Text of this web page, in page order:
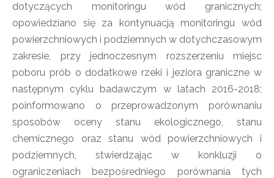
dotyczących monitoringu wód granicznych;
opowiedziano się za kontynuacją monitoringu wód
powierzchniowych i podziemnych w dotychczasowym
zakresie, przy jednoczesnym rozszerzeniu miejsc
poboru prób o dodatkowe rzeki i jeziora graniczne w
następnym cyklu badawczym w latach 2016-2018;
poinformowano o przeprowadzonym porównaniu
sposobów oceny stanu ekologicznego, stanu
chemicznego oraz stanu wód powierzchniowych i
podziemnych, stwierdzając w konkluzji o
ograniczeniach bezpośredniego porównania tych